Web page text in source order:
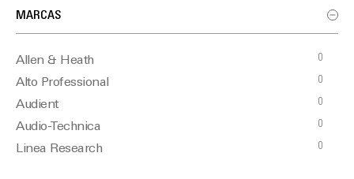
MARCAS
Allen & Heath 0
Alto Professional 0
Audient 0
Audio-Technica 0
Linea Research 0